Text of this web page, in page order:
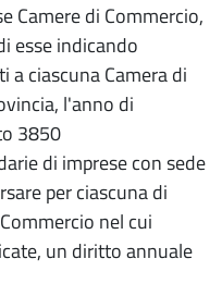
Camere di Commercio,
esse indicando
ciascuna Camera di
l'anno di
3850
di imprese con sede
per ciascuna di
nel cui
un diritto annuale